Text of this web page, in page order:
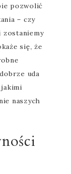
pozwolić
– czy
zostaniemy
się, że
uda
naszych